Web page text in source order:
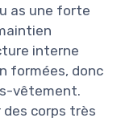
as une forte
interne
formées, donc
vêtement.
des corps très